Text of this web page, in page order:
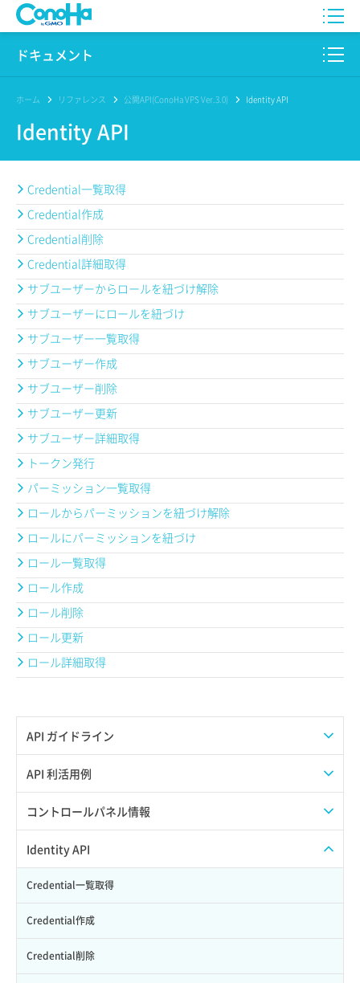
WING
for GAME
Pencil
サービス一覧
サポート
ログイン
ドキュメント
このサイトについて
プロダクト
リリースノート
ホーム リファレンス 公開API(ConoHa VPS Ver.3.0) Identity API
Identity API
API ガイドライン
APIのご利用について
API 利活用例
APIでAPIサブユーザーを作成する
APIでVPSにISOイメージを挿入する
APIでVPSを作成する
コントロールパネル情報
APIユーザーを作成する
API情報を確認する
Identity API
Credential一覧取得
Credential作成
Credential削除
Credential一覧取得
Credential作成
Credential削除
Credential詳細取得
サブユーザーからロールを紐づけ解除
サブユーザーにロールを紐づけ
サブユーザー一覧取得
サブユーザー作成
サブユーザー削除
サブユーザー更新
サブユーザー詳細取得
トークン発行
パーミッション一覧取得
ロールからパーミッションを紐づけ解除
ロールにパーミッションを紐づけ
ロール一覧取得
ロール作成
ロール削除
ロール更新
ロール詳細取得